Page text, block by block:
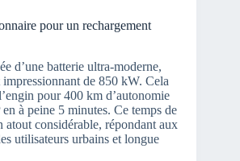
pour un rechargement
d’une batterie ultra-moderne,
de 850 kW. Cela
pour 400 km d’autonomie
à peine 5 minutes. Ce temps de
atout considérable, répondant aux
utilisateurs urbains et longue